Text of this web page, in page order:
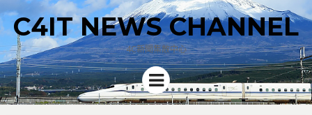
C4IT NEWS CHANNEL
4C新聞集散中心
Menu